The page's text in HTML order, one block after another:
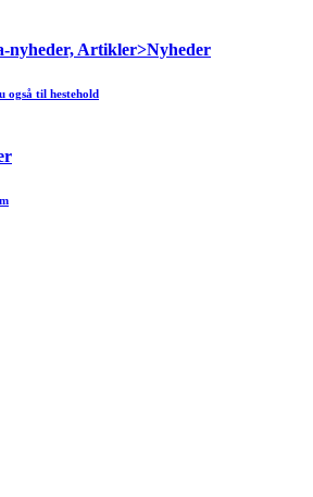
nyheder, Artikler>Nyheder
også til hestehold